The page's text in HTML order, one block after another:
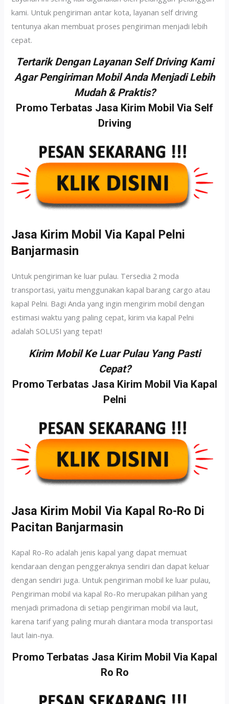
kami. Untuk pengiriman antar kota, layanan self driving
tentunya akan membuat proses pengiriman menjadi lebih
cepat.
Tertarik Dengan Layanan Self Driving Kami
Agar Pengiriman Mobil Anda Menjadi Lebih
Mudah & Praktis?
Promo Terbatas Jasa Kirim Mobil Via Self
Driving
Jasa Kirim Mobil Via Kapal Pelni
Banjarmasin
Untuk pengiriman ke luar pulau. Tersedia 2 moda
transportasi, yaitu menggunakan kapal barang cargo atau
kapal Pelni. Bagi Anda yang ingin mengirim mobil dengan
estimasi waktu yang paling cepat, kirim via kapal Pelni
adalah SOLUSI yang tepat!
Kirim Mobil Ke Luar Pulau Yang Pasti
Cepat?
Promo Terbatas Jasa Kirim Mobil Via Kapal
Pelni
Jasa Kirim Mobil Via Kapal Ro-Ro Di
Pacitan Banjarmasin
Kapal Ro-Ro adalah jenis kapal yang dapat memuat
kendaraan dengan penggeraknya sendiri dan dapat keluar
dengan sendiri juga. Untuk pengiriman mobil ke luar pulau,
Pengiriman mobil via kapal Ro-Ro merupakan pilihan yang
menjadi primadona di setiap pengiriman mobil via laut,
karena tarif yang paling murah diantara moda transportasi
laut lain-nya.
Promo Terbatas Jasa Kirim Mobil Via Kapal
Ro Ro